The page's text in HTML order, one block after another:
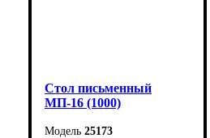
Cтол письменный
МП-16 (1000)
25173